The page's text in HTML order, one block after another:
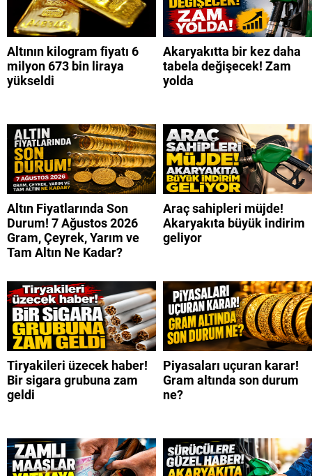
Altının kilogram fiyatı 6
milyon 673 bin liraya
yükseldi
Akaryakıtta bir kez daha
tabela değişecek! Zam
yolda
Altın Fiyatlarında Son
Durum! 7 Ağustos 2026
Gram, Çeyrek, Yarım ve
Tam Altın Ne Kadar?
Araç sahipleri müjde!
Akaryakıta büyük indirim
geliyor
Tiryakileri üzecek haber!
Bir sigara grubuna zam
geldi
Piyasaları uçuran karar!
Gram altında son durum
ne?